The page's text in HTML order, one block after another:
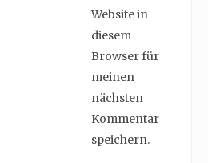
Website in
diesem
Browser für
meinen
nächsten
Kommentar
speichern.